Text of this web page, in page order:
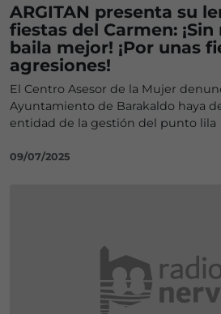
ARGITAN presenta su
fiestas del Carmen:
baila mejor! ¡Por unas
agresiones!
El Centro Asesor de la Mujer
Ayuntamiento de Barakaldo haya
entidad de la gestión del punto lila
09/07/2025